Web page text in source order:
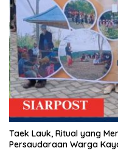
Taek Lauk, Ritual yang
Persaudaraan Warga